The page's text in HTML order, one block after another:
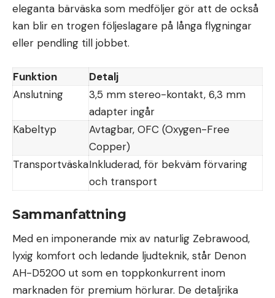
eleganta bärväska som medföljer gör att de också
kan blir en trogen följeslagare på långa flygningar
eller pendling till jobbet.
Funktion
Detalj
Anslutning
3,5 mm stereo-kontakt, 6,3 mm
adapter ingår
Kabeltyp
Avtagbar, OFC (Oxygen-Free
Copper)
TransportväskaInkluderad, för bekväm förvaring
och transport
Sammanfattning
Med en imponerande mix av naturlig Zebrawood,
lyxig komfort och ledande ljudteknik, står Denon
AH-D5200 ut som en toppkonkurrent inom
marknaden för premium hörlurar. De detaljrika